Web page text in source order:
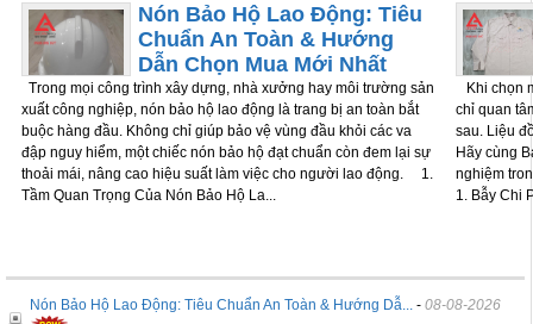
Nón Bảo Hộ Lao Động: Tiêu
Chuẩn An Toàn & Hướng
Dẫn Chọn Mua Mới Nhất
Trong mọi công trình xây dựng, nhà xưởng hay môi trường sản
xuất công nghiệp, nón bảo hộ lao động là trang bị an toàn bắt
buộc hàng đầu. Không chỉ giúp bảo vệ vùng đầu khỏi các va
đập nguy hiểm, một chiếc nón bảo hộ đạt chuẩn còn đem lại sự
thoải mái, nâng cao hiệu suất làm việc cho người lao động. 1.
Tầm Quan Trọng Của Nón Bảo Hộ La...
Khi chọn
chỉ quan
sau. Liệu
Hãy cùng
nghiệm
1. Bẫy Chi
Nón Bảo Hộ Lao Động: Tiêu Chuẩn An Toàn & Hướng Dẫ... - 08-08-2026